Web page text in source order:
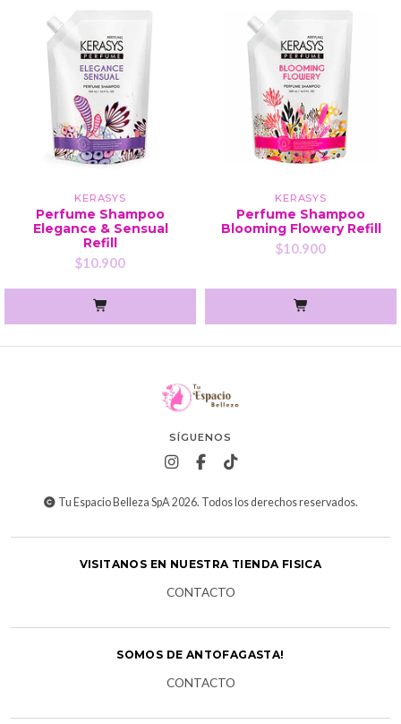
KERASYS
Perfume Shampoo
Elegance & Sensual
Refill
$10.900
KERASYS
Perfume Shampoo
Blooming Flowery Refill
$10.900
SÍGUENOS
Tu Espacio Belleza SpA 2026. Todos los derechos reservados.
VISITANOS EN NUESTRA TIENDA FISICA
CONTACTO
SOMOS DE ANTOFAGASTA!
CONTACTO